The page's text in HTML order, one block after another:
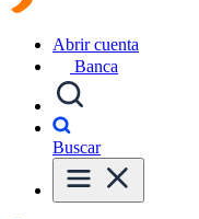
Abrir cuenta
Banca
Buscar